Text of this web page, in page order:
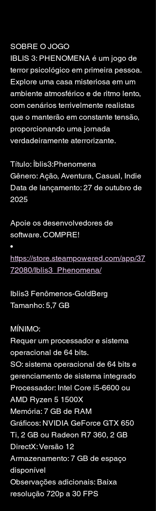
SOBRE O JOGO
IBLIS 3: PHENOMENA é um jogo de
terror psicológico em primeira pessoa.
Explore uma casa misteriosa em um
ambiente atmosférico e de ritmo lento,
com cenários terrivelmente realistas
que o manterão em constante tensão,
proporcionando uma jornada
verdadeiramente aterrorizante.
Título: İblis3:Phenomena
Gênero: Ação, Aventura, Casual, Indie
Data de lançamento: 27 de outubro de
2025
Apoie os desenvolvedores de
software. COMPRE!
•
https://store.steampowered.com/app/37
72080/Iblis3_Phenomena/
Iblis3 Fenômenos-GoldBerg
Tamanho: 5,7 GB
MÍNIMO:
Requer um processador e sistema
operacional de 64 bits.
SO: sistema operacional de 64 bits e
gerenciamento de sistema integrado
Processador: Intel Core i5-6600 ou
AMD Ryzen 5 1500X
Memória: 7 GB de RAM
Gráficos: NVIDIA GeForce GTX 650
Ti, 2 GB ou Radeon R7 360, 2 GB
DirectX: Versão 12
Armazenamento: 7 GB de espaço
disponível
Observações adicionais: Baixa
resolução 720p a 30 FPS